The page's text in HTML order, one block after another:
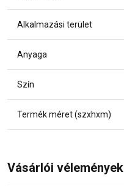
Alkalmazási terület
Anyaga
Szín
Termék méret (szxhxm)
Vásárlói vélemények